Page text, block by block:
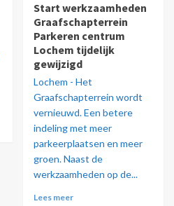
Start werkzaamheden
Graafschapterrein
Parkeren centrum
Lochem tijdelijk
gewijzigd
Lochem - Het
Graafschapterrein wordt
vernieuwd. Een betere
indeling met meer
parkeerplaatsen en meer
groen. Naast de
werkzaamheden op de...
Lees meer